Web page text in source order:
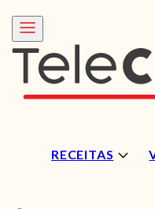
RECEITAS